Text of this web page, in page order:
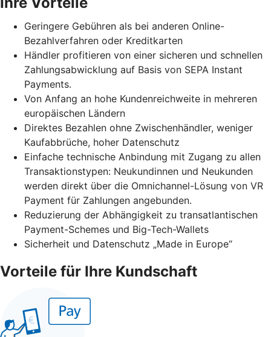
Geringere Gebühren als bei anderen Online-
Bezahlverfahren oder Kreditkarten
Händler profitieren von einer sicheren und schnellen
Zahlungsabwicklung auf Basis von SEPA Instant
Payments.
Von Anfang an hohe Kundenreichweite in mehreren
europäischen Ländern
Direktes Bezahlen ohne Zwischenhändler, weniger
Kaufabbrüche, hoher Datenschutz
Einfache technische Anbindung mit Zugang zu allen
Transaktionstypen: Neukundinnen und Neukunden
werden direkt über die Omnichannel-Lösung von VR
Payment für Zahlungen angebunden.
Reduzierung der Abhängigkeit zu transatlantischen
Payment-Schemes und Big-Tech-Wallets
Sicherheit und Datenschutz „Made in Europe“
Vorteile für Ihre Kundschaft